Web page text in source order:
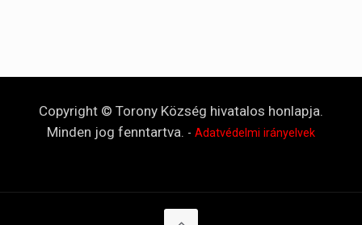
Copyright © Torony Község hivatalos honlapja.
Minden jog fenntartva. - Adatvédelmi irányelvek